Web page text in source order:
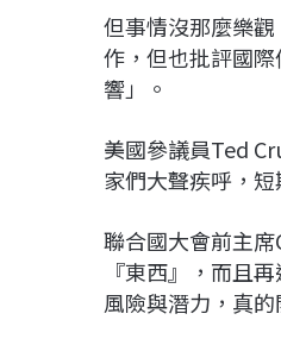
但事情沒那麼樂
作，但也批評國
響」。
美國參議員Ted
家們大聲疾呼，
聯合國大會前主
『東西』，而且
風險與潛力，真